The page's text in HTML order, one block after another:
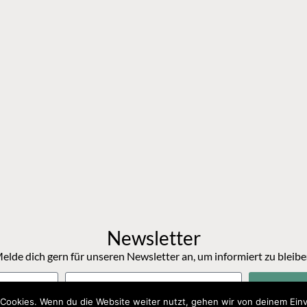
Newsletter
dich gern für unseren Newsletter an, um informiert zu
Wenn du die Website weiter nutzt, gehen wir von deinem